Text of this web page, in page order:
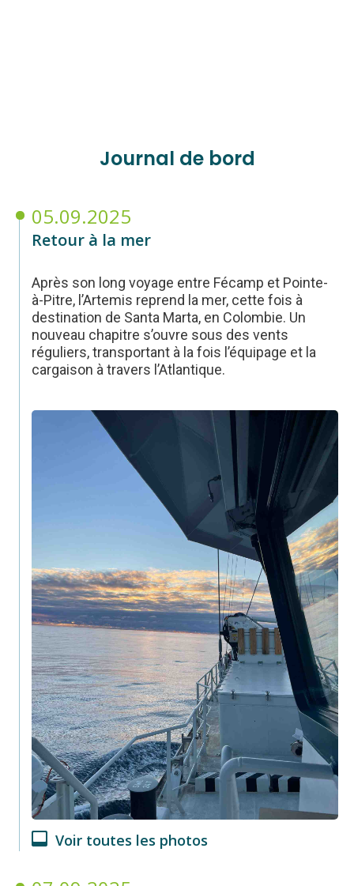
Journal de bord
05.09.2025
Retour à la mer
Après son long voyage entre Fécamp et Pointe-
à-Pitre, l’Artemis reprend la mer, cette fois à
destination de Santa Marta, en Colombie. Un
nouveau chapitre s’ouvre sous des vents
réguliers, transportant à la fois l’équipage et la
cargaison à travers l’Atlantique.
Voir toutes les photos